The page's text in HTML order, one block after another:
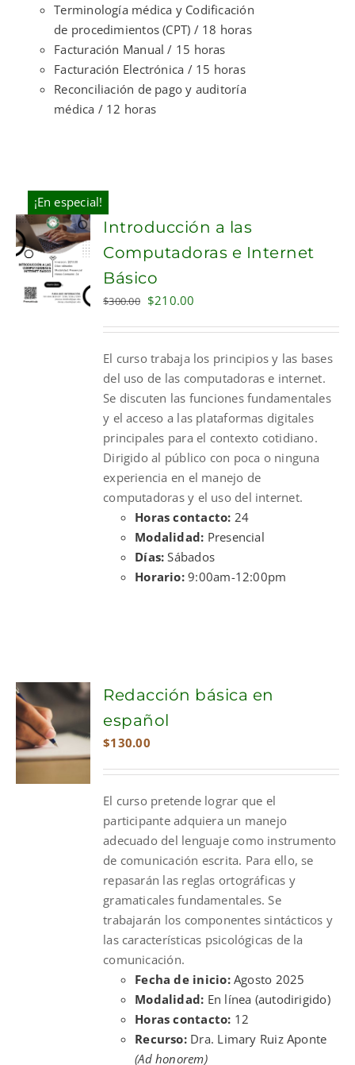
Terminología médica y Codificación
de procedimientos (CPT) / 18 horas
Facturación Manual / 15 horas
Facturación Electrónica / 15 horas
Reconciliación de pago y auditoría
médica / 12 horas
¡En especial!
ADD TO
Introducción a las
Computadoras e Internet
Básico
$300.00 Original
$300.00.
$210.00
$210.00.
El curso trabaja los principios y las bases
del uso de las computadoras e internet.
Se discuten las funciones fundamentales
y el acceso a las plataformas digitales
principales para el contexto cotidiano.
Dirigido al público con poca o ninguna
experiencia en el manejo de
computadoras y el uso del internet.
Horas contacto: 24
Modalidad: Presencial
Días: Sábados
Horario:9:00am-12:00pm
ADD TO
CART
Redacción básica en
español
$130.00
El curso pretende lograr que el
participante adquiera un manejo
adecuado del lenguaje como instrumento
de comunicación escrita. Para ello, se
repasarán las reglas ortográficas y
gramaticales fundamentales. Se
trabajarán los componentes sintácticos y
las características psicológicas de la
comunicación.
Fecha de inicio:Agosto 2025
Modalidad: En línea (autodirigido)
Horas contacto: 12
Recurso:Dra. Limary Ruiz Aponte
(Ad honorem)